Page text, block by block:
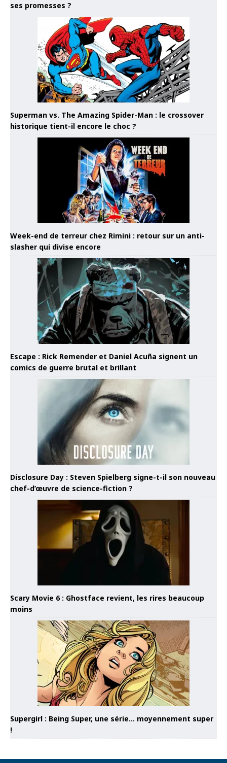
ses promesses ?
Superman vs. The Amazing Spider-Man : le crossover
historique tient-il encore le choc ?
Week-end de terreur chez Rimini : retour sur un anti-
slasher qui divise encore
Escape : Rick Remender et Daniel Acuña signent un
comics de guerre brutal et brillant
Disclosure Day : Steven Spielberg signe-t-il son nouveau
chef-d’œuvre de science-fiction ?
Scary Movie 6 : Ghostface revient, les rires beaucoup
moins
Supergirl : Being Super, une série… moyennement super
!